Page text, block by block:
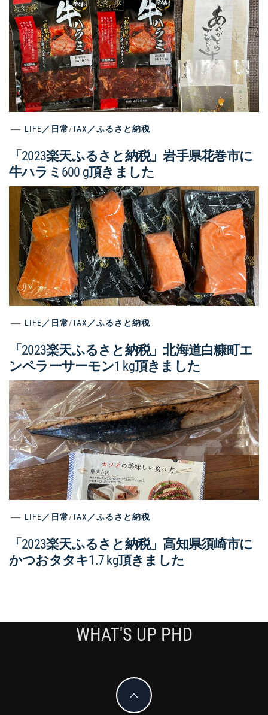
LIFE／日常/TAX／ふるさと納税
「2023楽天ふるさと納税」岩手県花巻市に
牛ハラミ600 g頂きました
LIFE／日常/TAX／ふるさと納税
「2023楽天ふるさと納税」北海道白糠町エ
ンペラーサーモン1 kg頂きました
LIFE／日常/TAX／ふるさと納税
「2023楽天ふるさと納税」高知県須崎市に
かつおタタキ1.7 kg頂きました
WHAT'S UP PHD